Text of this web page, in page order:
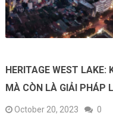
HERITAGE WEST LAKE:
MÀ CÒN LÀ GIẢI PHÁP
October 20, 2023 0